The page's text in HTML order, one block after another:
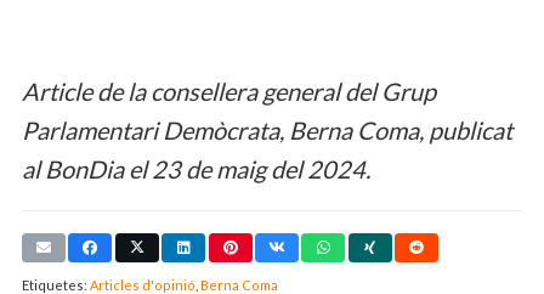
Article de la consellera general del Grup
Parlamentari Demòcrata, Berna Coma, publicat
al BonDia el 23 de maig del 2024.
Etiquetes: Articles d'opinió Berna Coma